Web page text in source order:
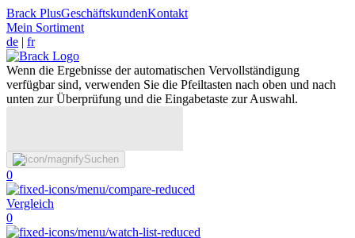
Brack PlusGeschäftskundenKontakt
Mein Sortiment
de | fr
Wenn die Ergebnisse der automatischen Vervollständigung
verfügbar sind, verwenden Sie die Pfeiltasten nach oben und nach
unten zur Überprüfung und die Eingabetaste zur Auswahl.
Suchen
0
Vergleich
0